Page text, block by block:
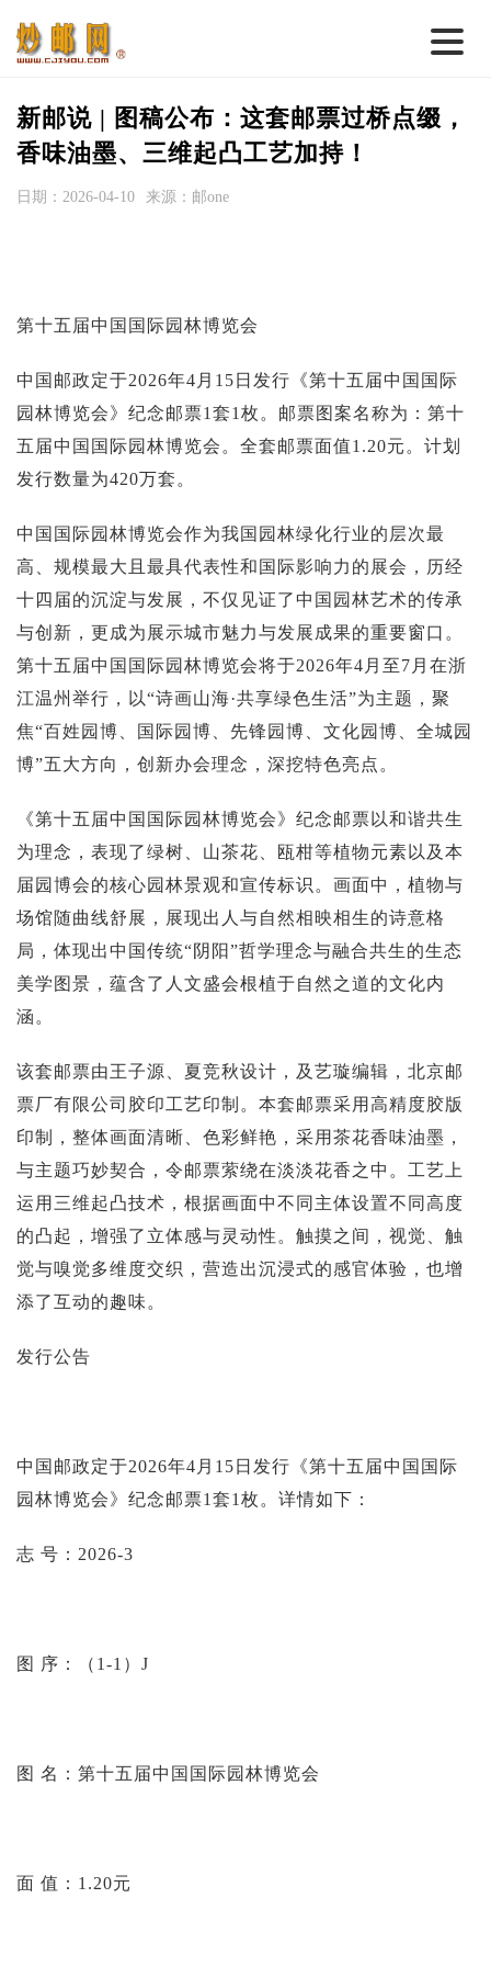
首 页
邮票行情
钱币行情
邮币卡苑
新品预告
集藏资讯
新邮说 | 图稿公布：这套邮票过桥点缀，
香味油墨、三维起凸工艺加持！
日期：2026-04-10 来源：邮one
第十五届中国国际园林博览会
中国邮政定于2026年4月15日发行《第十五届中国国际
园林博览会》纪念邮票1套1枚。邮票图案名称为：第十
五届中国国际园林博览会。全套邮票面值1.20元。计划
发行数量为420万套。
中国国际园林博览会作为我国园林绿化行业的层次最
高、规模最大且最具代表性和国际影响力的展会，历经
十四届的沉淀与发展，不仅见证了中国园林艺术的传承
与创新，更成为展示城市魅力与发展成果的重要窗口。
第十五届中国国际园林博览会将于2026年4月至7月在浙
江温州举行，以“诗画山海·共享绿色生活”为主题，聚
焦“百姓园博、国际园博、先锋园博、文化园博、全城园
博”五大方向，创新办会理念，深挖特色亮点。
《第十五届中国国际园林博览会》纪念邮票以和谐共生
为理念，表现了绿树、山茶花、瓯柑等植物元素以及本
届园博会的核心园林景观和宣传标识。画面中，植物与
场馆随曲线舒展，展现出人与自然相映相生的诗意格
局，体现出中国传统“阴阳”哲学理念与融合共生的生态
美学图景，蕴含了人文盛会根植于自然之道的文化内
涵。
该套邮票由王子源、夏竞秋设计，及艺璇编辑，北京邮
票厂有限公司胶印工艺印制。本套邮票采用高精度胶版
印制，整体画面清晰、色彩鲜艳，采用茶花香味油墨，
与主题巧妙契合，令邮票萦绕在淡淡花香之中。工艺上
运用三维起凸技术，根据画面中不同主体设置不同高度
的凸起，增强了立体感与灵动性。触摸之间，视觉、触
觉与嗅觉多维度交织，营造出沉浸式的感官体验，也增
添了互动的趣味。
发行公告
中国邮政定于2026年4月15日发行《第十五届中国国际
园林博览会》纪念邮票1套1枚。详情如下：
志 号：2026-3
图 序：（1-1）J
图 名：第十五届中国国际园林博览会
面 值：1.20元